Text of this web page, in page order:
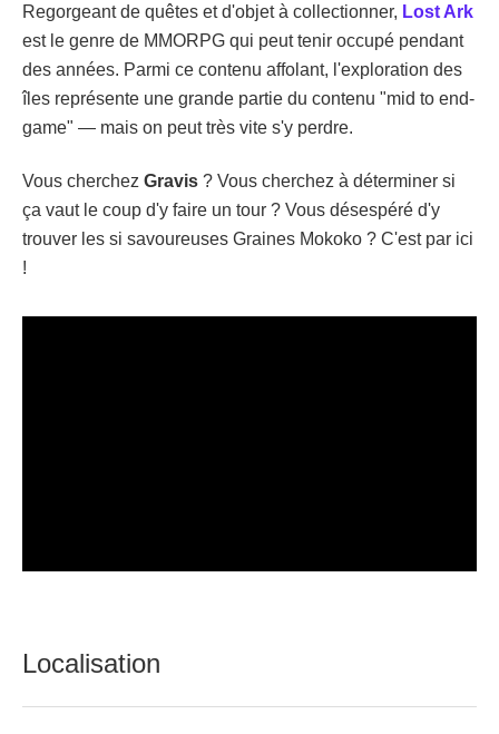
Regorgeant de quêtes et d'objet à collectionner, Lost Ark
est le genre de MMORPG qui peut tenir occupé pendant
des années. Parmi ce contenu affolant, l'exploration des
îles représente une grande partie du contenu "mid to end-
game" — mais on peut très vite s'y perdre.
Vous cherchez Gravis ? Vous cherchez à déterminer si
ça vaut le coup d'y faire un tour ? Vous désespéré d'y
trouver les si savoureuses Graines Mokoko ? C'est par ici
!
Localisation